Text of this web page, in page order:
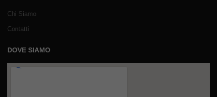
Chi Siamo
Contatti
DOVE SIAMO